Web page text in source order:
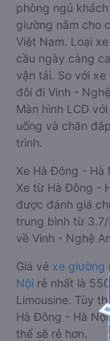
phòng ngủ
giường nằm cho
Việt Nam. Loại
cầu ngày càng
vận tải. So với
đôi đi Vinh -
Màn hình LCD
uống và chăn
trình.
Xe Hà Đông - Hà
Xe từ Hà Đông -
được đánh giá
trung bình từ 3.7/
về Vinh - Nghệ
Giá vé xe giường
Nội rẻ nhất là
Limousine. Tùy
Hà Đông - Hà
thể sẽ rẻ hơn.